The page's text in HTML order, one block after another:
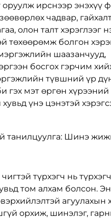
ирснээр энэхүү
чадвар,
олон талт хэрэглээг
төхөөрөмж болгон
шаазанчууд,
босгох гэрчим
түвшний үр
гэх мэт өргөн хүрээний
үнэ цэнэтэй
танилцуулга: Шинэ
түрхэгч нь
том алхам болсон.
агуулахын
орхиж, шинэлэг,